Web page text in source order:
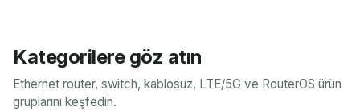
Kategorilere göz atın
Ethernet router, switch, kablosuz, LTE/5G ve RouterOS ürün
gruplarını keşfedin.